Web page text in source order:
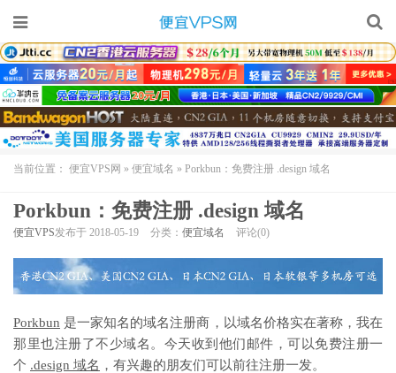
当前位置： 便宜VPS网 » 便宜域名 » Porkbun：免费注册 .design 域名
Porkbun：免费注册 .design 域名
便宜VPS发布于 2018-05-19 分类： 便宜域名 评论(0)
Porkbun 是一家知名的域名注册商，以域名价格实在著称，我在
那里也注册了不少域名。今天收到他们邮件，可以免费注册一
个 .design 域名 ，有兴趣的朋友们可以前往注册一发。